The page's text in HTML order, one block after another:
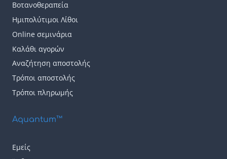
Βοτανοθεραπεία
Ημιπολύτιμοι Λίθοι
Online σεμινάρια
Καλάθι αγορών
Αναζήτηση αποστολής
Τρόποι αποστολής
Τρόποι πληρωμής
Aquantum™
Εμείς